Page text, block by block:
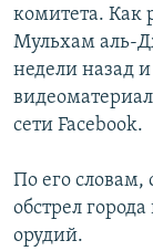
комитета. Как
Мульхам аль-
недели назад
сети Facebook.
По его словам,
обстрел
орудий.